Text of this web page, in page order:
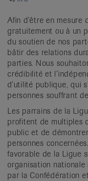
Afin d’être en mesure
gratuitement ou à un
du soutien de nos
bâtir des relations
parties. Nous
crédibilité et
d’utilité publique, qui
personnes souffrant
Les parrains de la
profitent de multiples
public et de
personnes
favorable de la Ligue
organisation
par la Confédération